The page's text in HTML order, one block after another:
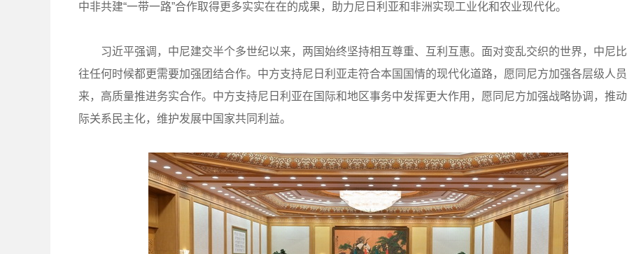
中非共建“一带一路”合作取得更多实实在在的成果，助力尼日利亚和非洲实现工业化和农业现代化。
习近平强调，中尼建交半个多世纪以来，两国始终坚持相互尊重、互利互惠。面对变乱交织的世界，中尼
往任何时候都更需要加强团结合作。中方支持尼日利亚走符合本国国情的现代化道路，愿同尼方加强各层级人
来，高质量推进务实合作。中方支持尼日利亚在国际和地区事务中发挥更大作用，愿同尼方加强战略协调，推
际关系民主化，维护发展中国家共同利益。